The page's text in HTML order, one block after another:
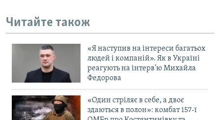
Читайте також
«Я наступив на інтереси багатьох
людей і компаній». Як в Україні
реагують на інтерв’ю Михайла
Федорова
«Один стріляє в себе, а двоє
здаються в полон»: комбат 157-ї